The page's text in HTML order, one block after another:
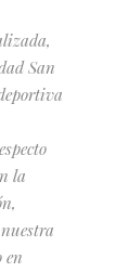
San
la
en